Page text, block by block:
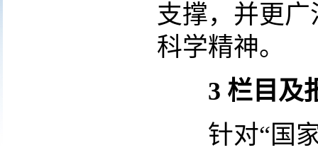
支撑，并更
科学精神。
3 栏目及
针对“国家